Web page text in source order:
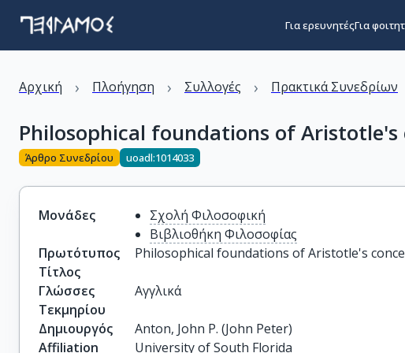
Για ερευνητέςΓια
Αρχική › Πλοήγηση › Συλλογές › Πρακτικά Συνεδρίων
Philosophical foundations of
Άρθρο Συνεδρίου uoadl:1014033
Μονάδες
Σχολή Φιλοσοφική
Βιβλιοθήκη Φιλοσοφίας
Πρωτότυπος
Τίτλος
Philosophical foundations of Aristotle's
Γλώσσες
Τεκμηρίου
Αγγλικά
Δημιουργός
Anton, John P. (John Peter)
Affiliation
University of South Florida